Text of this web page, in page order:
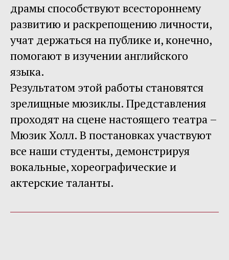
драмы способствуют всестороннему
развитию и раскрепощению личности,
учат держаться на публике и, конечно,
помогают в изучении английского
языка.
Результатом этой работы становятся
зрелищные мюзиклы. Представления
проходят на сцене настоящего театра –
Мюзик Холл. В постановках участвуют
все наши студенты, демонстрируя
вокальные, хореографические и
актерские таланты.